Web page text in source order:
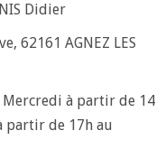
Didier
62161 AGNEZ LES
Mercredi à partir de 14
partir de 17h au